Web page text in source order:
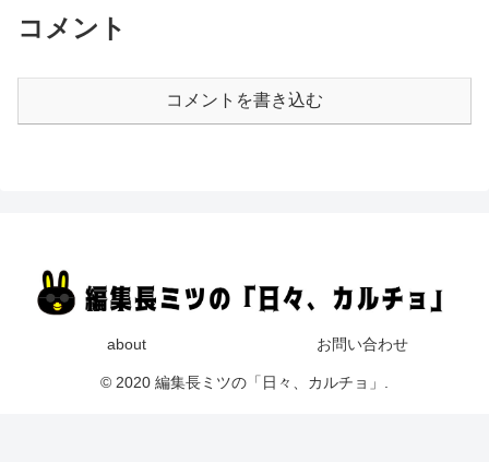
コメント
コメントを書き込む
about お問い合わせ
© 2020 編集長ミツの「日々、カルチョ」.